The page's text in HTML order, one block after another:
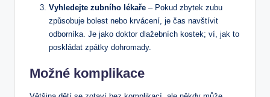
Vyhledejte zubního lékaře – Pokud zbytek zubu
způsobuje bolest nebo krvácení, je čas navštívit
odborníka. Je jako doktor dlažebních kostek; ví, jak to
poskládat zpátky dohromady.
Možné komplikace